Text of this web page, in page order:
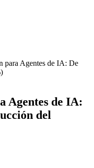
para Agentes de IA: De
Agentes de IA:
del